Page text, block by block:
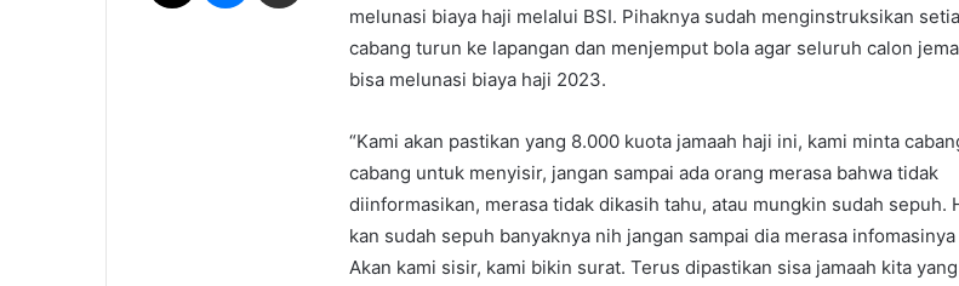
melunasi biaya haji melalui BSI. Pihaknya sudah menginstruksikan
cabang turun ke lapangan dan menjemput bola agar seluruh calon
bisa melunasi biaya haji 2023.
“Kami akan pastikan yang 8.000 kuota jamaah haji ini, kami minta
cabang untuk menyisir, jangan sampai ada orang merasa bahwa tidak
diinformasikan, merasa tidak dikasih tahu, atau mungkin sudah sepuh.
kan sudah sepuh banyaknya nih jangan sampai dia merasa infomasinya
Akan kami sisir, kami bikin surat. Terus dipastikan sisa jamaah kita yang